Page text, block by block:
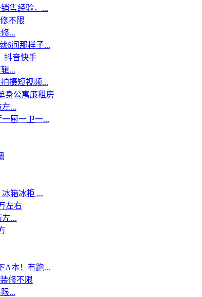
售经验，...
...
6间那样子...
...
摄短视频...
...
厨一卫一...
箱冰柜 ...
左...
A本！有跑...
...